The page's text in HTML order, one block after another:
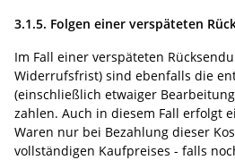
3.1.5. Folgen einer verspäteten
Im Fall einer verspäteten
Widerrufsfrist) sind ebenfalls die
(einschließlich etwaiger
zahlen. Auch in diesem Fall erfolgt
Waren nur bei Bezahlung dieser
vollständigen Kaufpreises - falls